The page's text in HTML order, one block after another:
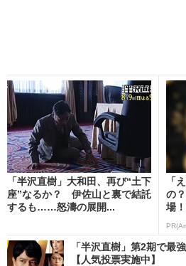
「半沢直樹」大和田、再び“土下
座”なるか？ 伊佐山と裏で結託
するも……怒濤の展開...
「
の
場
「半沢直樹」第2期で最
【人気投票実施中】